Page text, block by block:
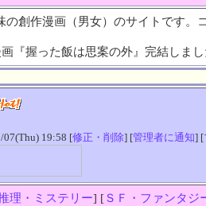
の創作漫画（男女）のサイトです。
『握った飯は思案の外』完結しま
19:58 [修正・削除] [管理者に通知] [
理・ミステリー] [ＳＦ・ファンタジ